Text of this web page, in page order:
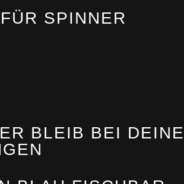
SPINNER
BLEIB BEI